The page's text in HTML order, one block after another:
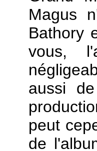
Magus
Bathory
vous,
aussi
peut
de